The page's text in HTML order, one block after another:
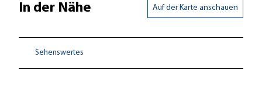
In der Nähe Auf der Karte anschauen
Sehenswertes